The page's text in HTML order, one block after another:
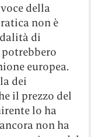
della
non è
di
europea.
dei
il prezzo del
lo ha
non ha